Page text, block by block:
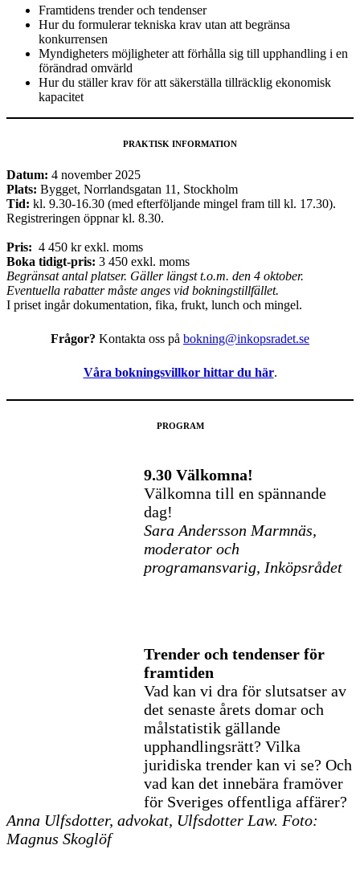
Framtidens trender och tendenser
Hur du formulerar tekniska krav utan att begränsa
konkurrensen
Myndigheters möjligheter att förhålla sig till upphandling i en
förändrad omvärld
Hur du ställer krav för att säkerställa tillräcklig ekonomisk
kapacitet
PRAKTISK INFORMATION
Datum: 4 november 2025
Plats: Bygget, Norrlandsgatan 11, Stockholm
Tid: kl. 9.30-16.30 (med efterföljande mingel fram till kl. 17.30).
Registreringen öppnar kl. 8.30.
Pris: 4 450 kr exkl. moms
Boka tidigt-pris: 3 450 exkl. moms
Begränsat antal platser. Gäller längst t.o.m. den 4 oktober.
Eventuella rabatter måste anges vid bokningstillfället.
I priset ingår dokumentation, fika, frukt, lunch och mingel.
Frågor? Kontakta oss på bokning@inkopsradet.se
Våra bokningsvillkor hittar du här.
PROGRAM
9.30 Välkomna!
Välkomna till en spännande
dag!
Sara Andersson Marmnäs,
moderator och
programansvarig, Inköpsrådet
Trender och tendenser för
framtiden
Vad kan vi dra för slutsatser av
det senaste årets domar och
målstatistik gällande
upphandlingsrätt? Vilka
juridiska trender kan vi se? Och
vad kan det innebära framöver
för Sveriges offentliga affärer?
Anna Ulfsdotter, advokat, Ulfsdotter Law. Foto:
Magnus Skoglöf